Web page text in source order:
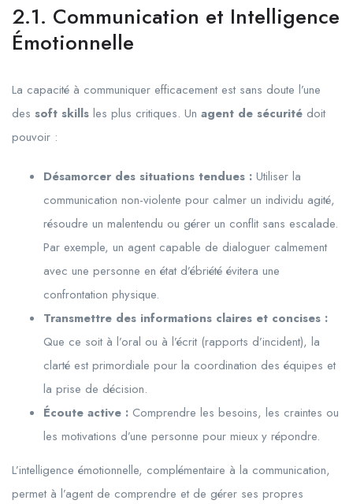
2.1. Communication et Intelligence
Émotionnelle
La capacité à communiquer efficacement est sans doute l’une
des soft skills les plus critiques. Un agent de sécurité doit
pouvoir :
Désamorcer des situations tendues : Utiliser la
communication non-violente pour calmer un individu agité,
résoudre un malentendu ou gérer un conflit sans escalade.
Par exemple, un agent capable de dialoguer calmement
avec une personne en état d’ébriété évitera une
confrontation physique.
Transmettre des informations claires et concises :
Que ce soit à l’oral ou à l’écrit (rapports d’incident), la
clarté est primordiale pour la coordination des équipes et
la prise de décision.
Écoute active : Comprendre les besoins, les craintes ou
les motivations d’une personne pour mieux y répondre.
L’intelligence émotionnelle, complémentaire à la communication,
permet à l’agent de comprendre et de gérer ses propres